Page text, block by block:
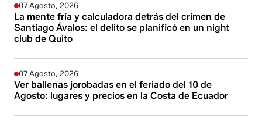
07 Agosto, 2026
La mente fría y calculadora detrás del crimen de
Santiago Ávalos: el delito se planificó en un night
club de Quito
07 Agosto, 2026
Ver ballenas jorobadas en el feriado del 10 de
Agosto: lugares y precios en la Costa de Ecuador